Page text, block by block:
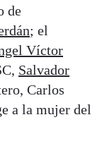
de
; el
Víctor
Salvador
Carlos
a la mujer del